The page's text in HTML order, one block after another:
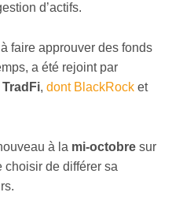
d’actifs.
faire approuver des fonds
a été rejoint par
TradFi, dont BlackRock et
à la mi-octobre sur
choisir de différer sa